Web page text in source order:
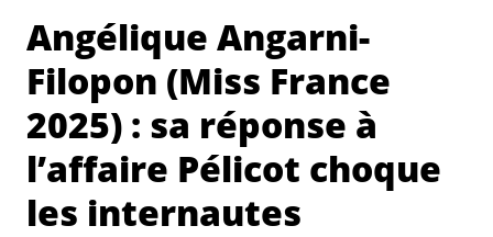
Angélique Angarni-
Filopon (Miss France
2025) : sa réponse à
l’affaire Pélicot choque
les internautes